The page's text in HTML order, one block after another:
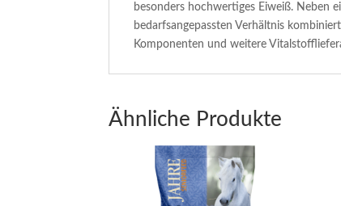
besonders hochwertiges Eiweiß. Neben
bedarfsangepassten Verhältnis
Komponenten und weitere
Ähnliche Produkte